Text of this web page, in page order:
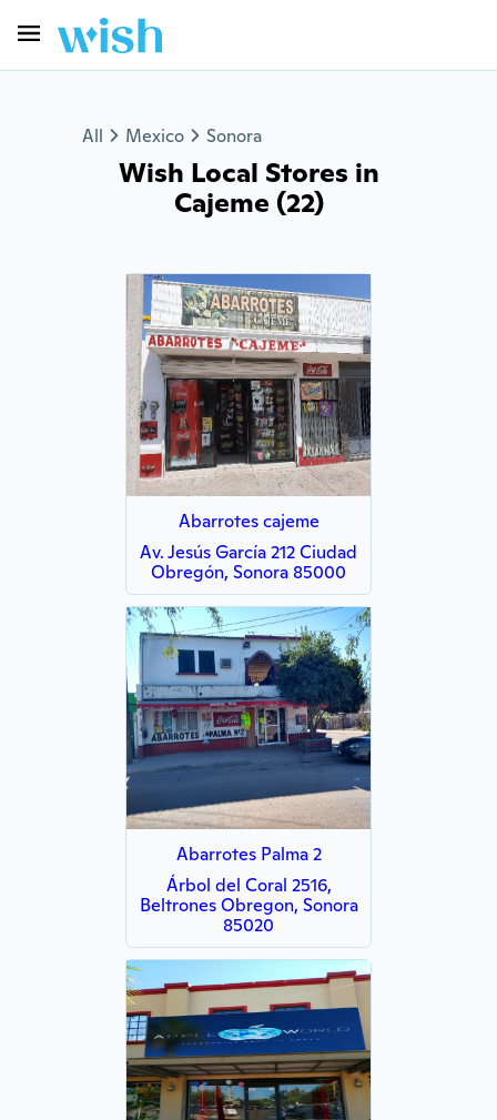
All Mexico Sonora
Wish Local Stores in
Cajeme (22)
Abarrotes cajeme
Av. Jesús García 212 Ciudad
Obregón, Sonora 85000
Abarrotes Palma 2
Árbol del Coral 2516,
Beltrones Obregon, Sonora
85020